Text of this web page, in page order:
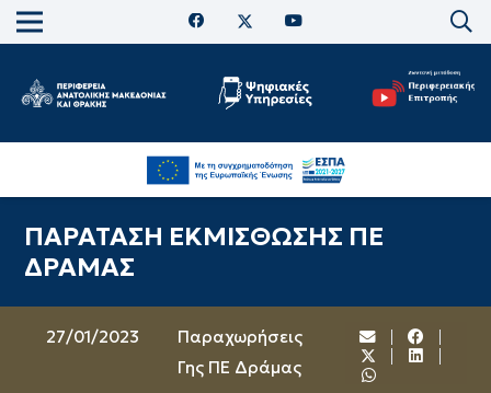
ΠΑΡΑΤΑΣΗ ΕΚΜΙΣΘΩΣΗΣ ΠΕ
ΔΡΑΜΑΣ
27/01/2023
Παραχωρήσεις
Γης ΠΕ Δράμας